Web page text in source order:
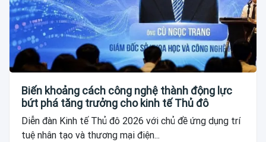
Biến khoảng cách công nghệ thành động lực
bứt phá tăng trưởng cho kinh tế Thủ đô
Diễn đàn Kinh tế Thủ đô 2026 với chủ đề ứng dụng trí
tuệ nhân tạo và thương mại điện...